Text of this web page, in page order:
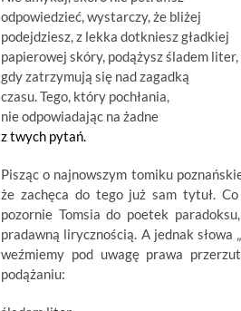
odpowiedzieć, wystarczy, że bliżej
podejdziesz, z lekka dotkniesz gładkiej
papierowej skóry, podążysz śladem liter,
gdy zatrzymują się nad zagadką
czasu. Tego, który pochłania,
nie odpowiadając na żadne
z twych pytań.
Pisząc o najnowszym tomiku
że zachęca do tego już sam tytuł.
pozornie Tomsia do poetek
pradawną lirycznością. A jednak
weźmiemy pod uwagę prawa
podążaniu: